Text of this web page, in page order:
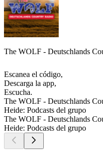
The WOLF - Deutschlands
Escanea el código,
Descarga la app,
Escucha.
The WOLF - Deutschlands
Heide: Podcasts del grupo
The WOLF - Deutschlands
Heide: Podcasts del grupo